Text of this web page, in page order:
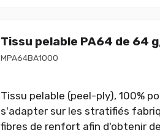
Tissu pelable PA64 de 64
MPA64BA1000
Tissu pelable (peel-ply), 100%
s'adapter sur les stratifiés
fibres de renfort afin d'obtenir